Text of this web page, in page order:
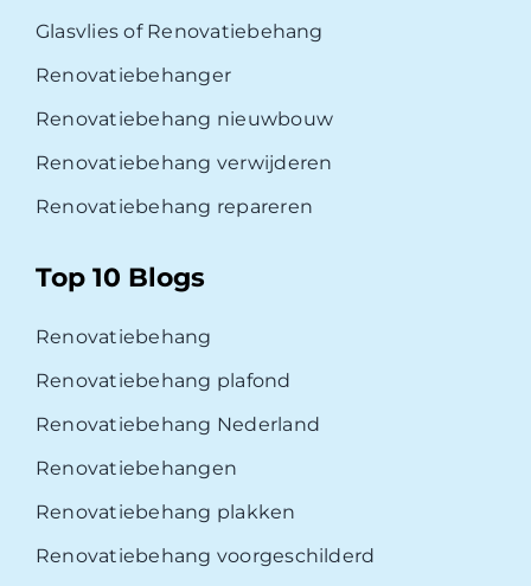
Glasvlies of Renovatiebehang
Renovatiebehanger
Renovatiebehang nieuwbouw
Renovatiebehang verwijderen
Renovatiebehang repareren
Top 10 Blogs
Renovatiebehang
Renovatiebehang plafond
Renovatiebehang Nederland
Renovatiebehangen
Renovatiebehang plakken
Renovatiebehang voorgeschilderd